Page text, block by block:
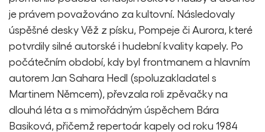
je právem považováno za kultovní. Následovaly
úspěšné desky Věž z písku, Pompeje či Aurora, které
potvrdily silné autorské i hudební kvality kapely. Po
počátečním období, kdy byl frontmanem a hlavním
autorem Jan Sahara Hedl (spoluzakladatel s
Martinem Němcem), převzala roli zpěvačky na
dlouhá léta a s mimořádným úspěchem Bára
Basiková, přičemž repertoár kapely od roku 1984